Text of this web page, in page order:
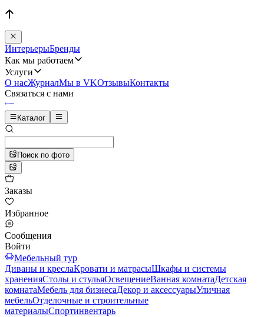
ИнтерьерыБренды
Как мы работаем
Услуги
О насЖурналМы в VKОтзывыКонтакты
Связаться с нами
Каталог
Поиск по фото
Заказы
Избранное
Сообщения
Войти
Мебельный тур
Диваны и креслаКровати и матрасыШкафы и системы
храненияСтолы и стульяОсвещениеВанная комнатаДетская
комнатаМебель для бизнесаДекор и аксессуарыУличная
мебельОтделочные и строительные
материалыСпортинвентарь